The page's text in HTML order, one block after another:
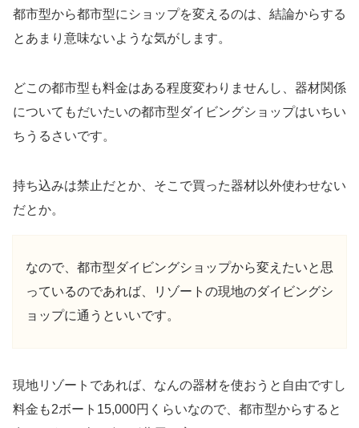
都市型から都市型にショップを変えるのは、結論からする
とあまり意味ないような気がします。
どこの都市型も料金はある程度変わりませんし、器材関係
についてもだいたいの都市型ダイビングショップはいちい
ちうるさいです。
持ち込みは禁止だとか、そこで買った器材以外使わせない
だとか。
なので、都市型ダイビングショップから変えたいと思
っているのであれば、リゾートの現地のダイビングシ
ョップに通うといいです。
現地リゾートであれば、なんの器材を使おうと自由ですし
料金も2ボート15,000円くらいなので、都市型からすると